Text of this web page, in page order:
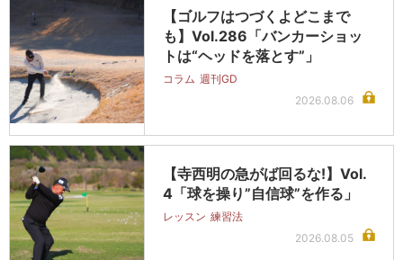
【ゴルフはつづくよどこまで
も】Vol.286「バンカーショッ
トは“ヘッドを落とす”」
コラム 週刊GD
2026.08.06
【寺西明の急がば回るな!】Vol.
4「球を操り”自信球”を作る」
レッスン 練習法
2026.08.05